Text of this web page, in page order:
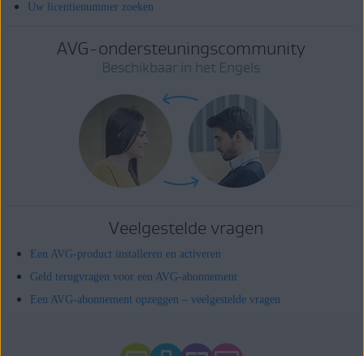
Uw licentienummer zoeken
AVG-ondersteuningscommunity
Beschikbaar in het Engels
Veelgestelde vragen
Een AVG-product installeren en activeren
Geld terugvragen voor een AVG-abonnement
Een AVG-abonnement opzeggen – veelgestelde vragen